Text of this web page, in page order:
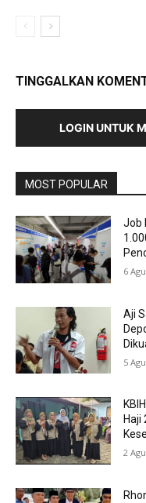
TINGGALKAN
LOGIN UNTUK
MOST POPULAR
Job
6
Aji
5
Haji
2